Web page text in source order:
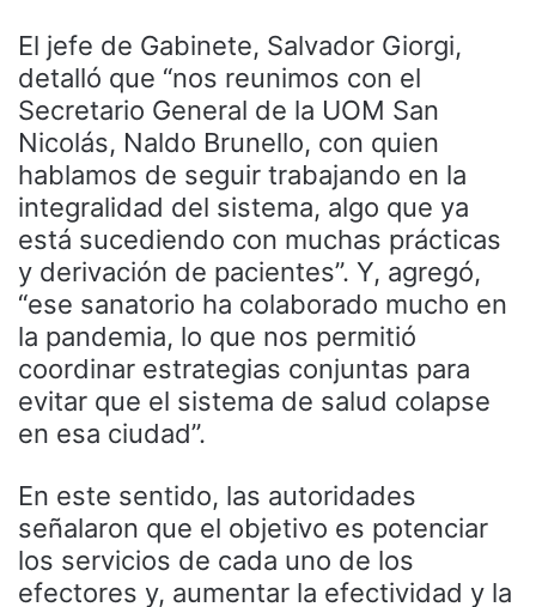
El jefe de Gabinete, Salvador Giorgi,
detalló que “nos reunimos con el
Secretario General de la UOM San
Nicolás, Naldo Brunello, con quien
hablamos de seguir trabajando en la
integralidad del sistema, algo que ya
está sucediendo con muchas prácticas
y derivación de pacientes”. Y, agregó,
“ese sanatorio ha colaborado mucho en
la pandemia, lo que nos permitió
coordinar estrategias conjuntas para
evitar que el sistema de salud colapse
en esa ciudad”.
En este sentido, las autoridades
señalaron que el objetivo es potenciar
los servicios de cada uno de los
efectores y, aumentar la efectividad y la